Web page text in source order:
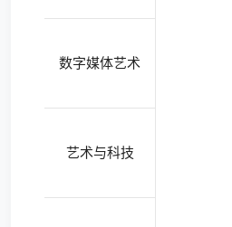
数字媒体艺术
艺术与科技